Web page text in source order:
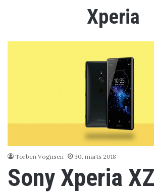
Xperia
Torben Vognsen 30. marts 2018
Sony Xperia